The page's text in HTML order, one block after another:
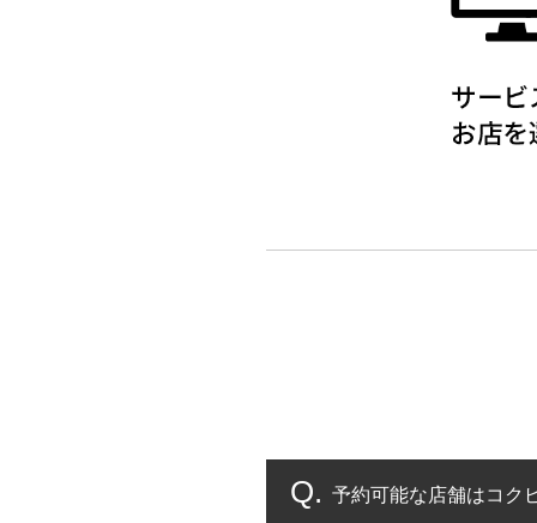
予約可能な店舗はコク